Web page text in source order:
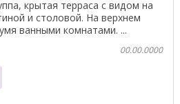
крытая терраса с видом на
и столовой. На верхнем
ванными комнатами. ...
00.00.0000